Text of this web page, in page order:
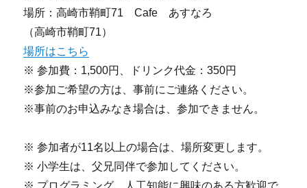
場所：高崎市鞘町71 Cafe あすなろ
（高崎市鞘町71）
場所はこちら
※ 参加費：1,500円、ドリンク代金：350円
※参加ご希望の方は、事前にご連絡ください。
※事前のお申込みなき場合は、参加できません。
※ 参加者が11名以上の場合は、場所変更します。
※ 小学生は、父兄同伴で参加してください。
※ プログラミング、人工知能に興味のある方歓迎で